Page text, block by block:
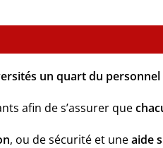
un quart du
afin de s’assurer que
, ou de sécurité et uneaide